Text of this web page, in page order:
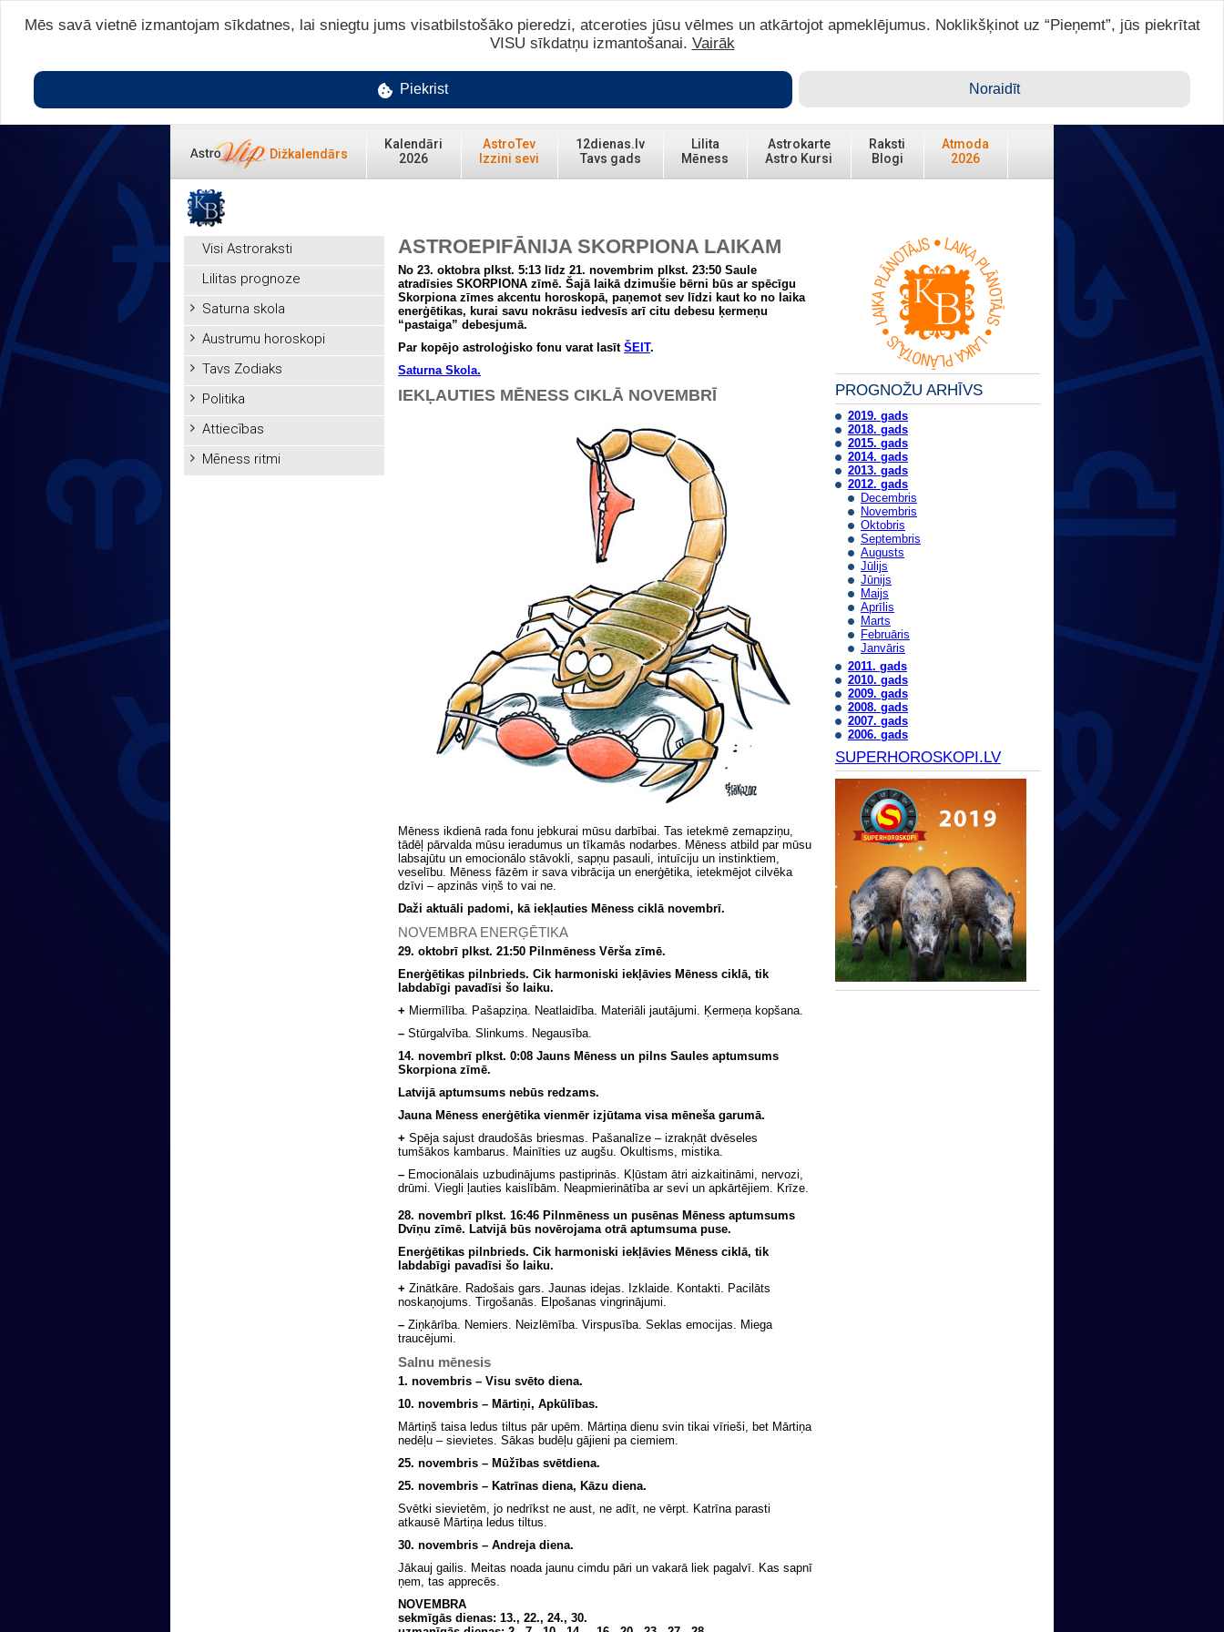
Ienākt ar ASTRO VIP >
Dižkalendārs
Kalendāri
2026
AstroTev
Izzini sevi
12dienas.lv
Tavs gads
Lilita
Mēness
Astrokarte
Astro Kursi
Raksti
Blogi
Atmoda
2026
Visi Astroraksti
Lilitas prognoze
Saturna skola
Austrumu horoskopi
Tavs Zodiaks
Politika
Attiecības
Mēness ritmi
ASTROEPIFĀNIJA SKORPIONA LAIKAM
No 23. oktobra plkst. 5:13 līdz 21. novembrim plkst. 23:50 Saule
atradīsies SKORPIONA zīmē. Šajā laikā dzimušie bērni būs ar spēcīgu
Skorpiona zīmes akcentu horoskopā, paņemot sev līdzi kaut ko no laika
enerģētikas, kurai savu nokrāsu iedvesīs arī citu debesu ķermeņu
“pastaiga” debesjumā.
Par kopējo astroloģisko fonu varat lasīt ŠEIT.
Saturna Skola.
IEKĻAUTIES MĒNESS CIKLĀ NOVEMBRĪ
Mēness ikdienā rada fonu jebkurai mūsu darbībai. Tas ietekmē zemapziņu,
tādēļ pārvalda mūsu ieradumus un tīkamās nodarbes. Mēness atbild par mūsu
labsajūtu un emocionālo stāvokli, sapņu pasauli, intuīciju un instinktiem,
veselību. Mēness fāzēm ir sava vibrācija un enerģētika, ietekmējot cilvēka
dzīvi – apzinās viņš to vai ne.
Daži aktuāli padomi, kā iekļauties Mēness ciklā novembrī.
NOVEMBRA ENERĢĒTIKA
29. oktobrī plkst. 21:50 Pilnmēness Vērša zīmē.
Enerģētikas pilnbrieds. Cik harmoniski iekļāvies Mēness ciklā, tik
labdabīgi pavadīsi šo laiku.
+ Miermīlība. Pašapziņa. Neatlaidība. Materiāli jautājumi. Ķermeņa kopšana.
– Stūrgalvība. Slinkums. Negausība.
14. novembrī plkst. 0:08 Jauns Mēness un pilns Saules aptumsums
Skorpiona zīmē.
Latvijā aptumsums nebūs redzams.
Jauna Mēness enerģētika vienmēr izjūtama visa mēneša garumā.
+ Spēja sajust draudošās briesmas. Pašanalīze – izrakņāt dvēseles
tumšākos kambarus. Mainīties uz augšu. Okultisms, mistika.
– Emocionālais uzbudinājums pastiprinās. Kļūstam ātri aizkaitināmi, nervozi,
drūmi. Viegli ļauties kaislībām. Neapmierinātība ar sevi un apkārtējiem. Krīze.
28. novembrī plkst. 16:46 Pilnmēness un pusēnas Mēness aptumsums
Dvīņu zīmē. Latvijā būs novērojama otrā aptumsuma puse.
Enerģētikas pilnbrieds. Cik harmoniski iekļāvies Mēness ciklā, tik
labdabīgi pavadīsi šo laiku.
+ Zinātkāre. Radošais gars. Jaunas idejas. Izklaide. Kontakti. Pacilāts
noskaņojums. Tirgošanās. Elpošanas vingrinājumi.
– Ziņkārība. Nemiers. Neizlēmība. Virspusība. Seklas emocijas. Miega
traucējumi.
Salnu mēnesis
1. novembris – Visu svēto diena.
10. novembris – Mārtiņi, Apkūlības.
Mārtiņš taisa ledus tiltus pār upēm. Mārtiņa dienu svin tikai vīrieši, bet Mārtiņa
nedēļu – sievietes. Sākas budēļu gājieni pa ciemiem.
25. novembris – Mūžības svētdiena.
25. novembris – Katrīnas diena, Kāzu diena.
Svētki sievietēm, jo nedrīkst ne aust, ne adīt, ne vērpt. Katrīna parasti
atkausē Mārtiņa ledus tiltus.
30. novembris – Andreja diena.
Jākauj gailis. Meitas noada jaunu cimdu pāri un vakarā liek pagalvī. Kas sapnī
ņem, tas apprecēs.
NOVEMBRA
sekmīgās dienas: 13., 22., 24., 30.
PROGNOŽU ARHĪVS
2019. gads
2018. gads
2015. gads
2014. gads
2013. gads
2012. gads
Decembris
Novembris
Oktobris
Septembris
Augusts
Jūlijs
Jūnijs
Maijs
Aprīlis
Marts
Februāris
Janvāris
2011. gads
2010. gads
2009. gads
2008. gads
2007. gads
2006. gads
SUPERHOROSKOPI.LV
Mēs savā vietnē izmantojam sīkdatnes, lai sniegtu jums visatbilstošāko pieredzi, atceroties jūsu vēlmes un atkārtojot apmeklējumus. Noklikšķinot uz “Pieņemt”, jūs piekrītat
VISU sīkdatņu izmantošanai. Vairāk
Piekrist Noraidīt